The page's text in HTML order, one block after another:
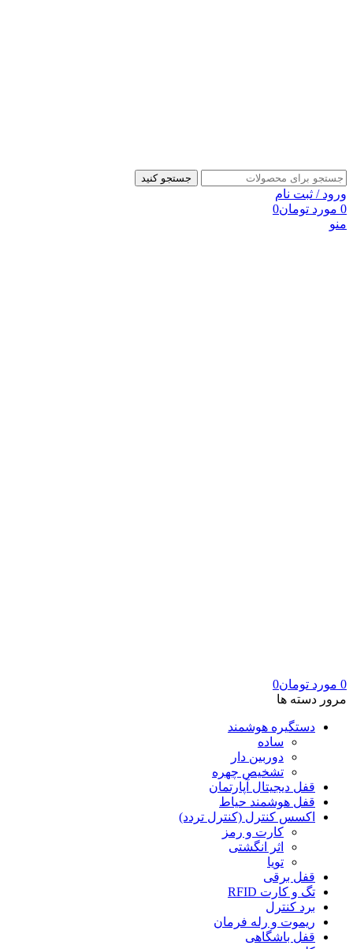
جستجو کنید
ورود / ثبت نام
0 مورد تومان0
منو
0 مورد تومان0
مرور دسته ها
دستگیره هوشمند
ساده
دوربین دار
تشخیص چهره
قفل دیجیتال آپارتمان
قفل هوشمند حیاط
اکسس کنترل (کنترل تردد)
کارت و رمز
اثر انگشتی
تویا
قفل برقی
تگ و کارت RFID
برد کنترل
ریموت و رله فرمان
قفل باشگاهی